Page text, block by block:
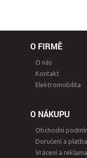
O FIRMĚ
O nás
Kontakt
Elektromobilita
O NÁKUPU
Obchodní
Doručení a platba
Vrácení a